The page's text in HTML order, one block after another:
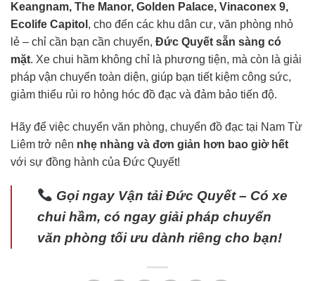
Keangnam, The Manor, Golden Palace, Vinaconex 9,
Ecolife Capitol , cho đến các khu dân cư, văn phòng nhỏ
lẻ – chỉ cần bạn cần chuyển, Đức Quyết sẵn sàng có
mặt. Xe chui hầm không chỉ là phương tiện, mà còn là giải
pháp vận chuyển toàn diện, giúp bạn tiết kiệm công sức,
giảm thiểu rủi ro hỏng hóc đồ đạc và đảm bảo tiến độ.
Hãy để việc chuyển văn phòng, chuyển đồ đạc tại Nam Từ
Liêm trở nên nhẹ nhàng và đơn giản hơn bao giờ hết
với sự đồng hành của Đức Quyết!
Gọi ngay Vận tải Đức Quyết – Có xe
chui hầm, có ngay giải pháp chuyển
văn phòng tối ưu dành riêng cho bạn!